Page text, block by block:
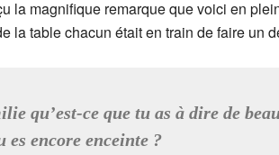
la magnifique remarque que voici en
la table chacun était en train de faire un
qu’est-ce que tu as à dire de
es encore enceinte ?